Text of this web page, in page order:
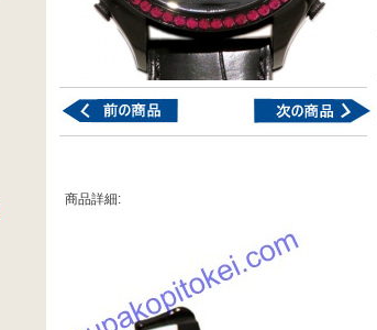
商品詳細: